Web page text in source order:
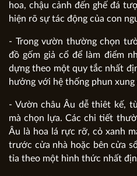
hoa, chậu cảnh đến ghế đá
hiện rõ sự tác động của con
- Trong vườn thường chọn
đồ gốm giả cổ để làm điểm
dựng theo một quy tắc nhất
hưởng với hệ thống phun xung
- Vườn châu Âu dễ thiêt kế,
mà chọn lựa. Các chi tiết
Âu là hoa lá rực rỡ, cỏ xanh
trước cửa nhà hoặc bên cửa
tỉa theo một hình thức nhất